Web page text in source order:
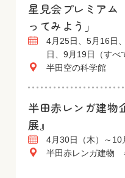
星見会プレミアム
ってみよう」
4月25日、5月16日
日、9月19日（すべ
半田空の科学館
半田赤レンガ建物
展』
4月30日（木）～10
半田赤レンガ建物